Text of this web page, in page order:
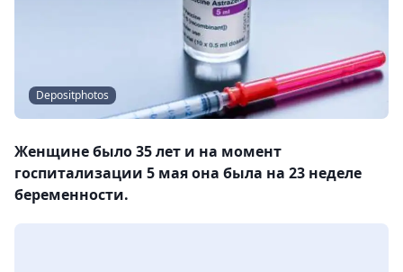
Depositphotos
Женщине было 35 лет и на момент
госпитализации 5 мая она была на 23 неделе
беременности.